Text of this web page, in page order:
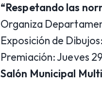
“Respetando las
Organiza
Exposición de
Premiación: Jueves
Salón Municipal